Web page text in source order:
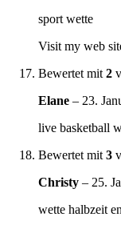
sport wette
Visit my web
Bewertet mit2
Elane – 23.
live basketball
Bewertet mit3
Christy – 25.
wette halbzeit